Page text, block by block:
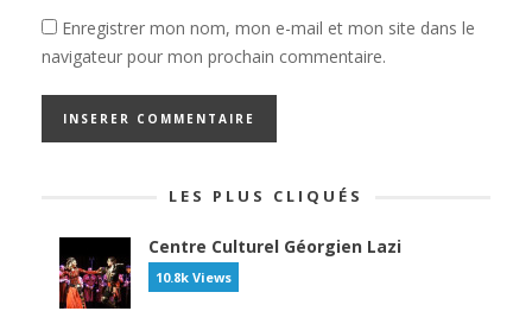
Enregistrer mon nom, mon e-mail et mon site dans le
navigateur pour mon prochain commentaire.
LES PLUS CLIQUÉS
Centre Culturel Géorgien Lazi
10.8k Views